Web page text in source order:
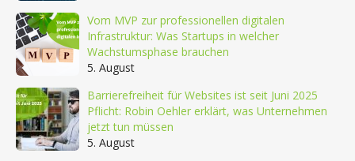
Vom MVP zur professionellen digitalen
Infrastruktur: Was Startups in welcher
Wachstumsphase brauchen
5. August
Barrierefreiheit für Websites ist seit Juni 2025
Pflicht: Robin Oehler erklärt, was Unternehmen
jetzt tun müssen
5. August